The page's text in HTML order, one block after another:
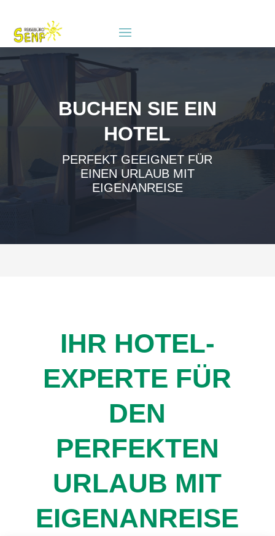
BUCHEN SIE EIN
HOTEL
PERFEKT GEEIGNET FÜR
EINEN URLAUB MIT
EIGENANREISE
IHR HOTEL-
EXPERTE FÜR
DEN
PERFEKTEN
URLAUB MIT
EIGENANREISE